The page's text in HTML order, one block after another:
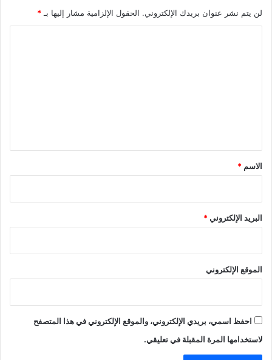
لن يتم نشر عنوان بريدك الإلكتروني. الحقول الإلزامية مشار إليها بـ *
*
الاسم *
البريد الإلكتروني*
الموقع الإلكتروني
احفظ اسمي، بريدي الإلكتروني، والموقع الإلكتروني في هذا المتصفح
لاستخدامها المرة المقبلة في تعليقي.